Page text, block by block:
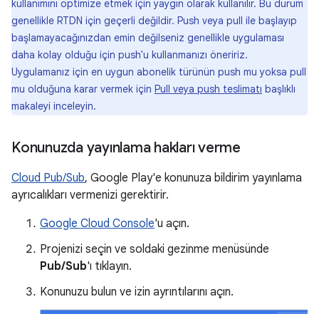
kullanımını optimize etmek için yaygın olarak kullanılır. Bu durum
genellikle RTDN için geçerli değildir. Push veya pull ile başlayıp
başlamayacağınızdan emin değilseniz genellikle uygulaması
daha kolay olduğu için push'u kullanmanızı öneririz.
Uygulamanız için en uygun abonelik türünün push mu yoksa pull
mu olduğuna karar vermek için Pull veya push teslimatı başlıklı
makaleyi inceleyin.
Konunuzda yayınlama hakları verme
Cloud Pub/Sub, Google Play'e konunuza bildirim yayınlama
ayrıcalıkları vermenizi gerektirir.
Google Cloud Console'u açın.
Projenizi seçin ve soldaki gezinme menüsünde
Pub/Sub'ı tıklayın.
Konunuzu bulun ve izin ayrıntılarını açın.